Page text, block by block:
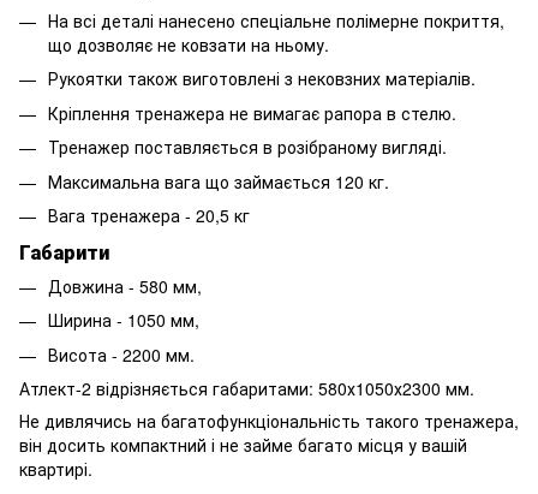
На всі деталі нанесено спеціальне полімерне покриття,
що дозволяє не ковзати на ньому.
Рукоятки також виготовлені з нековзних матеріалів.
Кріплення тренажера не вимагає рапора в стелю.
Тренажер поставляється в розібраному вигляді.
Максимальна вага що займається 120 кг.
Вага тренажера - 20,5 кг
Габарити
Довжина - 580 мм,
Ширина - 1050 мм,
Висота - 2200 мм.
Атлект-2 відрізняється габаритами: 580х1050х2300 мм.
Не дивлячись на багатофункціональність такого тренажера,
він досить компактний і не займе багато місця у вашій
квартирі.